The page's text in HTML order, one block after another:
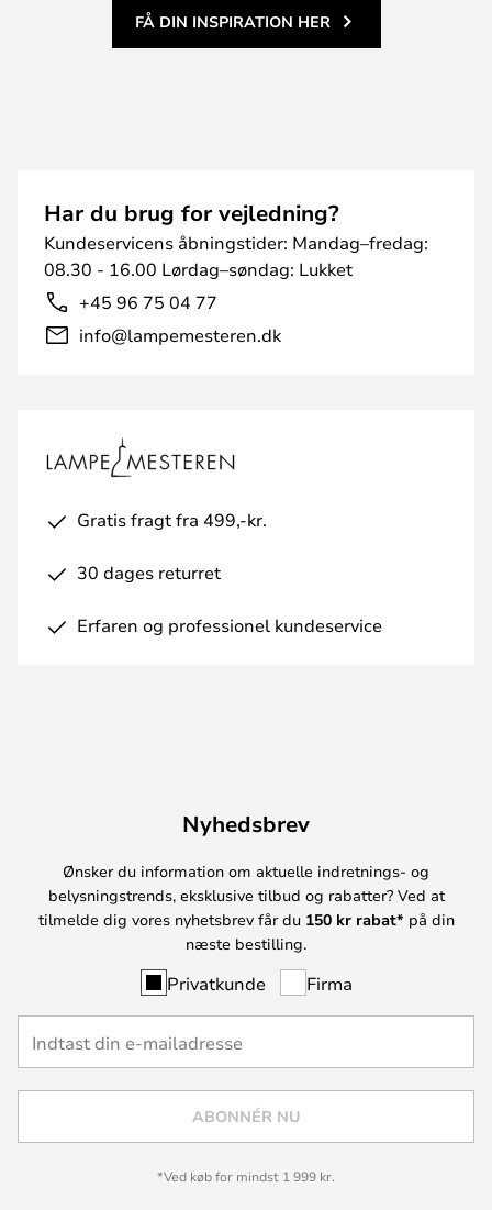
FÅ DIN INSPIRATION HER
Har du brug for vejledning?
Kundeservicens åbningstider: Mandag–fredag:
08.30 - 16.00 Lørdag–søndag: Lukket
+45 96 75 04 77
info@lampemesteren.dk
Gratis fragt fra 499,-kr.
30 dages returret
Erfaren og professionel kundeservice
Nyhedsbrev
Ønsker du information om aktuelle indretnings- og
belysningstrends, eksklusive tilbud og rabatter? Ved at
tilmelde dig vores nyhetsbrev får du 150 kr rabat* på din
næste bestilling.
Privatkunde Firma
ABONNÉR NU
*Ved køb for mindst 1 999 kr.